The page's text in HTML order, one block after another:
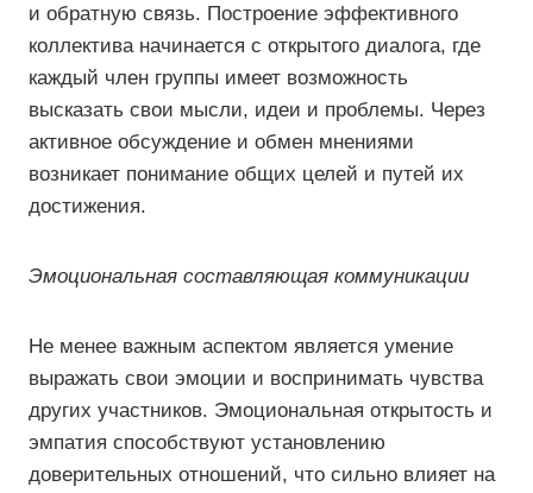
и обратную связь. Построение эффективного
коллектива начинается с открытого диалога, где
каждый член группы имеет возможность
высказать свои мысли, идеи и проблемы. Через
активное обсуждение и обмен мнениями
возникает понимание общих целей и путей их
достижения.
Эмоциональная составляющая коммуникации
Не менее важным аспектом является умение
выражать свои эмоции и воспринимать чувства
других участников. Эмоциональная открытость и
эмпатия способствуют установлению
доверительных отношений, что сильно влияет на